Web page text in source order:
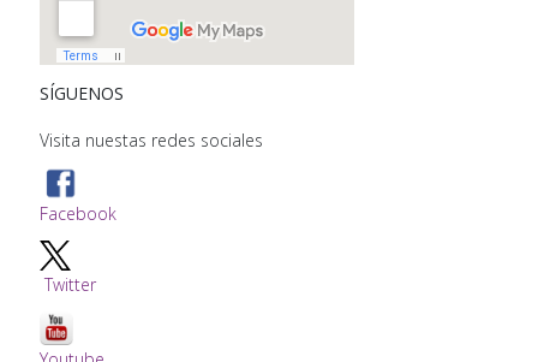
SÍGUENOS
Visita nuestas redes sociales
Facebook
Twitter